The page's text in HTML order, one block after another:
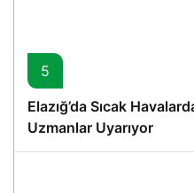
5
Elazığ’da Sıcak
Uzmanlar Uyarıyor